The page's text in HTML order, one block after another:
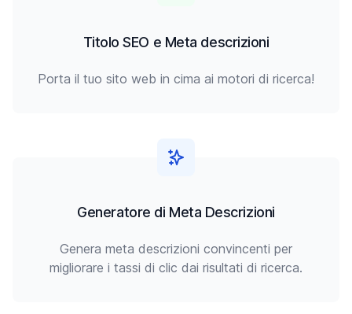
Titolo SEO e Meta descrizioni
Porta il tuo sito web in cima ai motori di ricerca!
Generatore di Meta Descrizioni
Genera meta descrizioni convincenti per
migliorare i tassi di clic dai risultati di ricerca.